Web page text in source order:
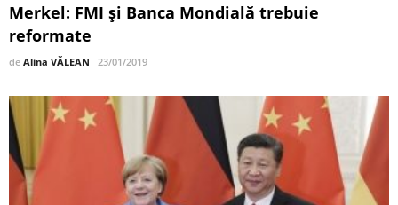
Merkel: FMI şi Banca Mondială trebuie
reformate
de Alina VĂLEAN 23/01/2019